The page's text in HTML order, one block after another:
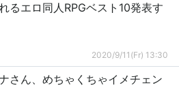
るエロ同人RPGベスト10発表す
2020/9/11(Fr) 13:30
さん、めちゃくちゃイメチェン